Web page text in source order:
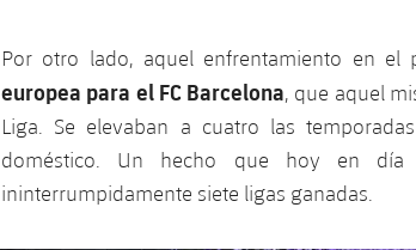
Por otro lado, aquel enfrentamiento en el
europea para el FC Barcelona, que aquel
Liga. Se elevaban a cuatro las
doméstico. Un hecho que hoy en día
ininterrumpidamente siete ligas ganadas.